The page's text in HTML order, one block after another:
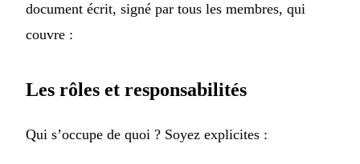
document écrit, signé par tous les membres, qui
couvre :
Les rôles et responsabilités
Qui s’occupe de quoi ? Soyez explicites :